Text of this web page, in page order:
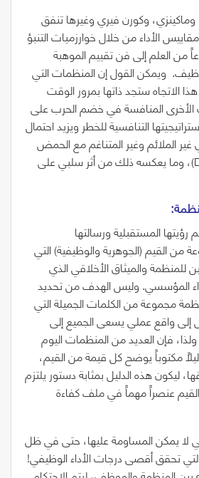
وكورن فيري وغيرها تنفق
الأداء من خلال خوارزميات التنبؤ
من العلم إلى فن تقييم الموهبة
ويمكن القول إن المنظمات التي
ستجد ذاتها بمرور الوقت
المنافسة في خضم الحرب على
التنافسية للخطر ويزيد احتمال
غير الملائم وغير المتناغم مع الحمض
، وما يعكسه ذلك من أثر سلبي على
المستقبلية ورسالتها
من القيم(الجوهرية والوظيفية)التي
للمنظمة والميثاق الأخلاقي الذي
المؤسسي. وليس الهدف من تحديد
مجموعة من الكلمات الجميلة التي
إلى واقع عملي يسعى الجميع إلى
فإن العديد من المنظمات اليوم
مكتوباً يوضح كل قيمة من القيم،
ليكون هذه الدليل بمثابة دستور يلتزم
القيم عنصراً مهماً في ملف كفاءة
لا يمكن المساومة عليها، حتى في ظل
تحقق أقصى درجات الأداء الوظيفي!